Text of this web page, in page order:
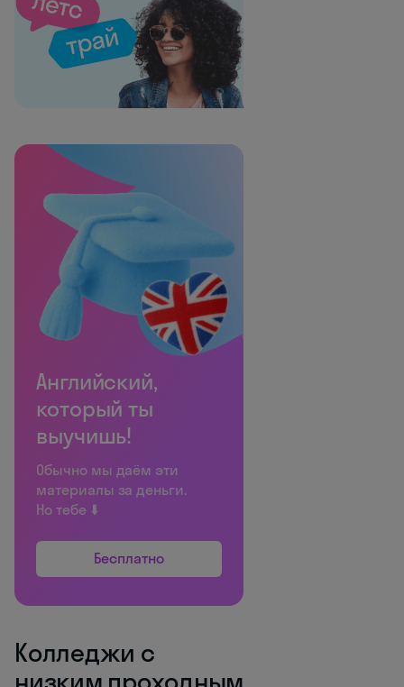
Английский,
который ты
выучишь!
Обычно мы даём эти
материалы за деньги.
Но тебе ⬇️
Бесплатно
Колледжи с